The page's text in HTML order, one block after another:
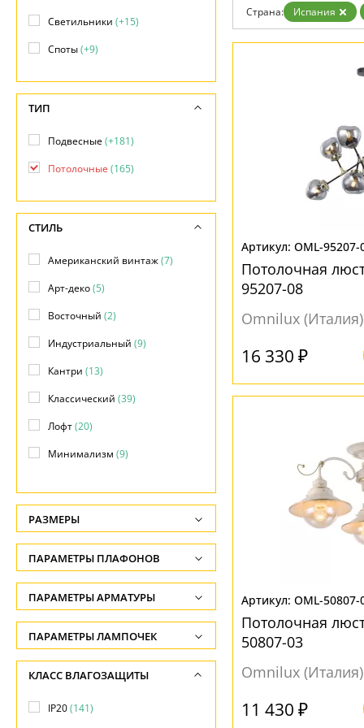
Дизайнерам
Бренды
Контакты
Страна: Испания
OML-95207-
Потолочная
95207-08
Omnilux (Италия)
16 330 ₽
OML-50807-
Потолочная
50807-03
Omnilux (Италия)
11 430 ₽
Светильники (+15)
Споты(+9)
ТИП
Подвесные(+181)
Потолочные (165)
СТИЛЬ
Американский винтаж(7)
Арт-деко(5)
Восточный (2)
Индустриальный (9)
Кантри (13)
Классический (39)
Лофт(20)
Минимализм (9)
Морской(6)
Прованс(16)
Современный(33)
Тиффани (7)
Хай-тек(3)
Этнический(2)
РАЗМЕРЫ
Высота, см
-
Ширина, см
-
Диаметр, см
-
Длина, см
ПАРАМЕТРЫ ПЛАФОНОВ
ФОРМА ПЛАФОНА
Бокал(2)
Декоративный(53)
Конус(37)
Овал(2)
ПАРАМЕТРЫ АРМАТУРЫ
ЦВЕТ АРМАТУРЫ
Бежевый(2)
ПАРАМЕТРЫ ЛАМПОЧЕК
Количество ламп
-
Общая мощность ламп
КЛАСС ВЛАГОЗАЩИТЫ
IP20(141)